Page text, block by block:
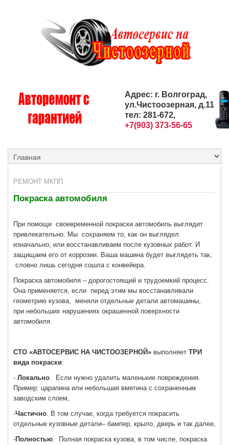
Адрес: г. Волгоград,
ул.Чистоозерная, д.11
тел: 281-672,
+7(903) 373-56-65
РЕМОНТ МКПП
Покраска автомобиля
При помощи своевременной покраски автомобиль выглядит
привлекательно. Мы сохраняем то, как он выглядел
изначально, или восстанавливаем после кузовных работ. И
защищаем его от коррозии. Ваша машина будет выглядеть так,
словно лишь сегодня сошла с конвейера.
Покраска автомобиля – дорогостоящий и трудоемкий процесс.
Она применяется, если перед этим мы восстанавливали
геометрию кузова, меняли отдельные детали автомашины,
при небольших нарушениях окрашенной поверхности
автомобиля.
СТО «АВТОСЕРВИС НА ЧИСТООЗЕРНОЙ» выполняет ТРИ
вида покраски:
- Локально . Если нужно удалить маленькие повреждения.
Пример: царапина или небольшая вмятина с сохраненным
заводским слоем,
-Частично . В том случае, когда требуется покрасить
отдельные кузовные детали– бампер, крыло, дверь и так далее,
-Полностью . Полная покраска кузова, в том числе, покраска